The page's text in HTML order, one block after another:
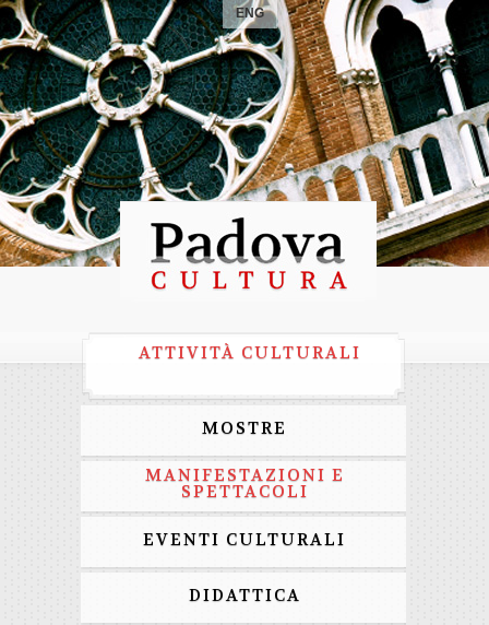
ENG
ATTIVITÀ CULTURALI
MOSTRE
MANIFESTAZIONI E
SPETTACOLI
EVENTI CULTURALI
DIDATTICA